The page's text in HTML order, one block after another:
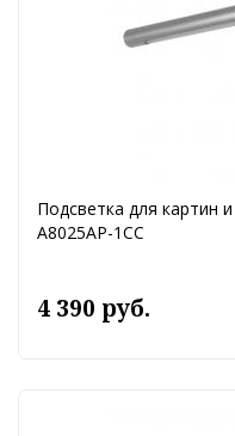
Подсветка для картин
A8025AP-1CC
4 390 руб.